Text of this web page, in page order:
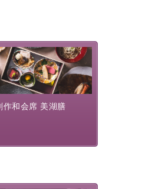
しております。
り組み】----------
ご利用が可能な上、 安心安全にご
自の衛生・消毒プログラムの基、
ご利用
作和会席 美湖膳
は諏訪の地で特別を
為に料理長・神原 裕
出した創作和会席で
い諏訪湖の幸...